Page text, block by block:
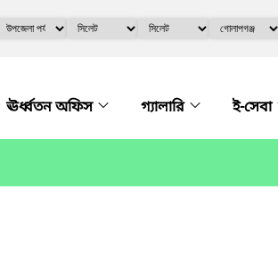
ঊর্ধ্বতন অফিস গ্যালারি ই-সেবা